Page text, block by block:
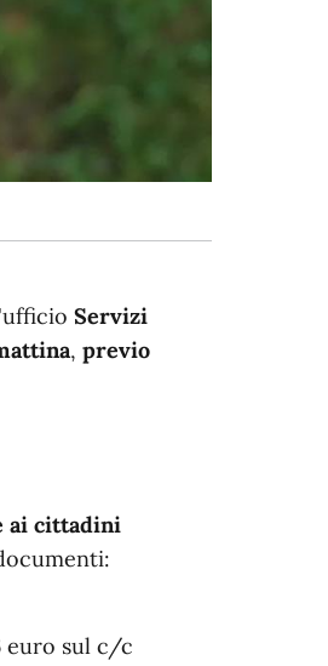
Servizi
, previo
ai cittadini
euro sul c/c